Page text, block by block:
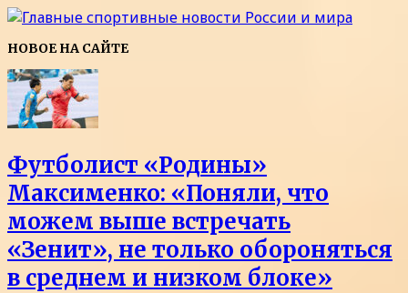
НОВОЕ НА САЙТЕ
Футболист «Родины»
Максименко: «Поняли, что
можем выше встречать
«Зенит», не только обороняться
в среднем и низком блоке»